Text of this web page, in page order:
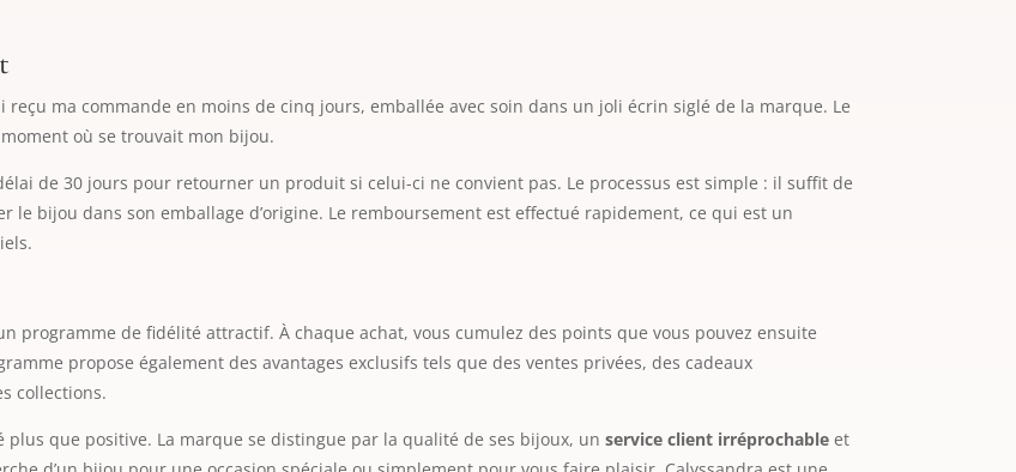
reçu ma commande en moins de cinq jours, emballée avec soin dans un joli écrin siglé de la marque. Le
où se trouvait mon bijou.
de 30 jours pour retourner un produit si celui-ci ne convient pas. Le processus est simple : il suffit de
bijou dans son emballage d’origine. Le remboursement est effectué rapidement, ce qui est un
programme de fidélité attractif. À chaque achat, vous cumulez des points que vous pouvez ensuite
propose également des avantages exclusifs tels que des ventes privées, des cadeaux
collections.
plus que positive. La marque se distingue par la qualité de ses bijoux, unservice client irréprochable et